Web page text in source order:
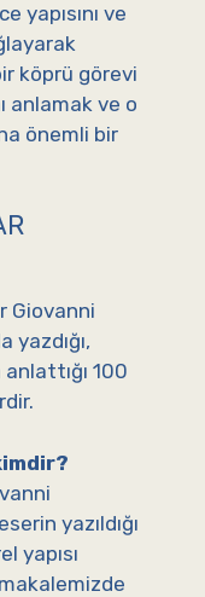
yapısını ve
köprü görevi
anlamak ve o
önemli bir
Giovanni
yazdığı,
100
yazıldığı
yapısı